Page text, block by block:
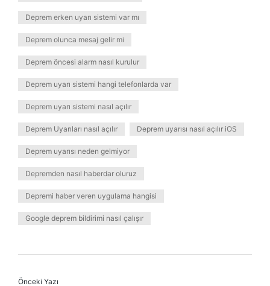
Deprem erken uyarı sistemi var mı
Deprem olunca mesaj gelir mi
Deprem öncesi alarm nasıl kurulur
Deprem uyarı sistemi hangi telefonlarda var
Deprem uyarı sistemi nasıl açılır
Deprem Uyarıları nasıl açılır Deprem uyarısı nasıl açılır iOS
Deprem uyarısı neden gelmiyor
Depremden nasıl haberdar oluruz
Depremi haber veren uygulama hangisi
Google deprem bildirimi nasıl çalışır
Önceki Yazı